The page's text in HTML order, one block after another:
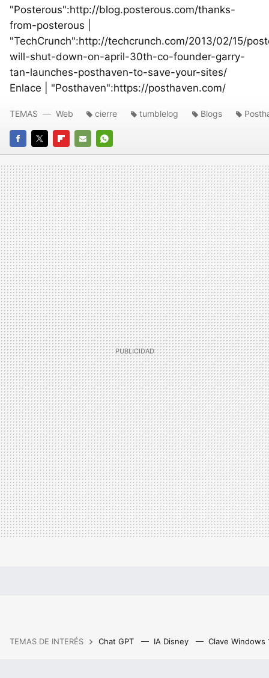
"Posterous":http://blog.posterous.com/thanks-
from-posterous |
"TechCrunch":http://techcrunch.com/2013/02/15/
will-shut-down-on-april-30th-co-founder-garry-
tan-launches-posthaven-to-save-your-sites/
Enlace | "Posthaven":https://posthaven.com/
FACEBOOK
TWITTERFLIPBOARD
E-
MAIL
WHATSAPP
TEMAS Web cierre tumblelog Blogs
TEMAS DE INTERÉS Chat GPT IA Disney Clave Windows